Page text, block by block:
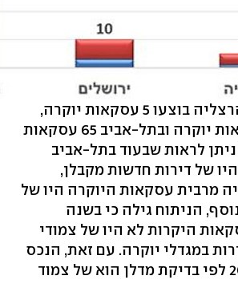
על פי הבדיקה, בהרצליה בוצעו 5 עסקאות יוקרה,
בירושלים 10 עסקאות יוקרה ובתל-אביב 65 עסקאות
לראות שבעוד בתל-אביב
של דירות חדשות מקבלן,
מרבית עסקאות היוקרה היו של
הניתוח גילה כי בשנה
היקרות לא היו של צמודי
במגדלי יוקרה. עם זאת, הנכס
היקר ביותר ב-2014 לפי בדיקת מדלן הוא של צמוד